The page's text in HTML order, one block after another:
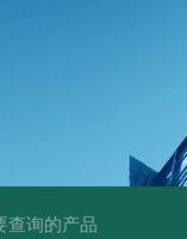
试剂盒发货及时